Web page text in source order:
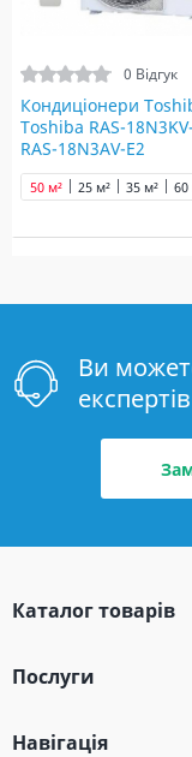
0 Відгук
Кондиціонери
Toshiba RAS-
RAS-18N3AV-E2
25 м² 35 м²
50 м² 60
Ви
Каталог товарів
Послуги
Навігація